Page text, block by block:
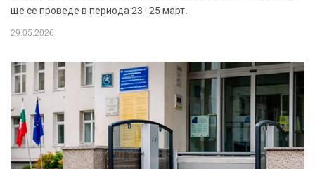
ще се проведе в периода 23–25 март.
29.05.2026